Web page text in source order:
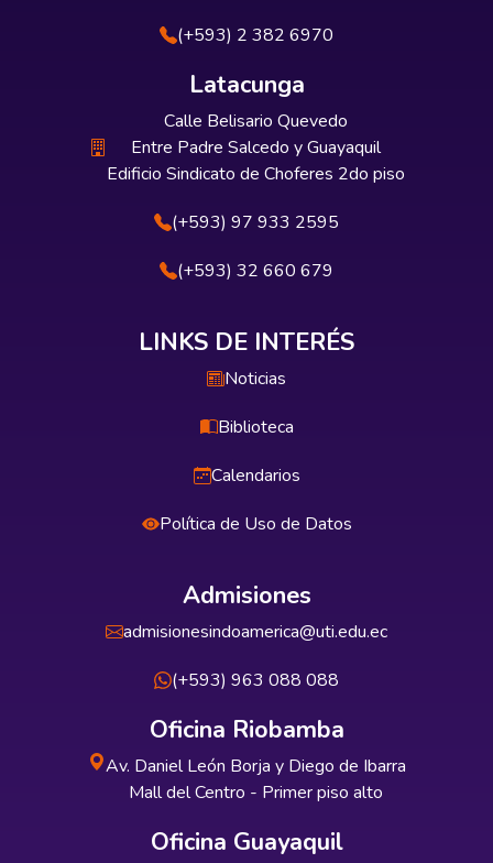
(+593) 2 382 6970
Latacunga
Calle Belisario Quevedo
Entre Padre Salcedo y Guayaquil
Edificio Sindicato de Choferes 2do piso
(+593) 97 933 2595
(+593) 32 660 679
LINKS DE INTERÉS
Noticias
Biblioteca
Calendarios
Política de Uso de Datos
Admisiones
admisionesindoamerica@uti.edu.ec
(+593) 963 088 088
Oficina Riobamba
Av. Daniel León Borja y Diego de Ibarra
Mall del Centro - Primer piso alto
Oficina Guayaquil